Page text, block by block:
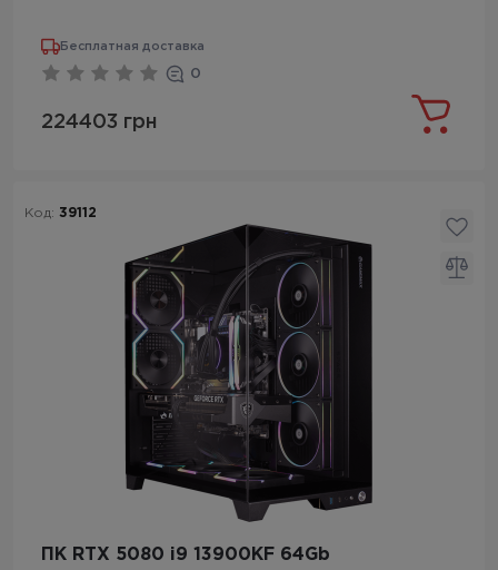
Бесплатная доставка
0
224403 грн
Код: 39112
ПК RTX 5080 i9 13900KF 64Gb